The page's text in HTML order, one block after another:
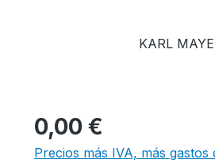
KARL
0,00 €
Precios más IVA, más gastos